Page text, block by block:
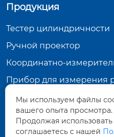
Продукция
Тестер цилиндричности
Ручной проектор
Координатно-
Прибор для измерения
Контактная
15, улица Чжэньпэн
экономического и
Мы используем файлы
вашего опыта просмотра.
Продолжая использовать
соглашаетесь с нашей